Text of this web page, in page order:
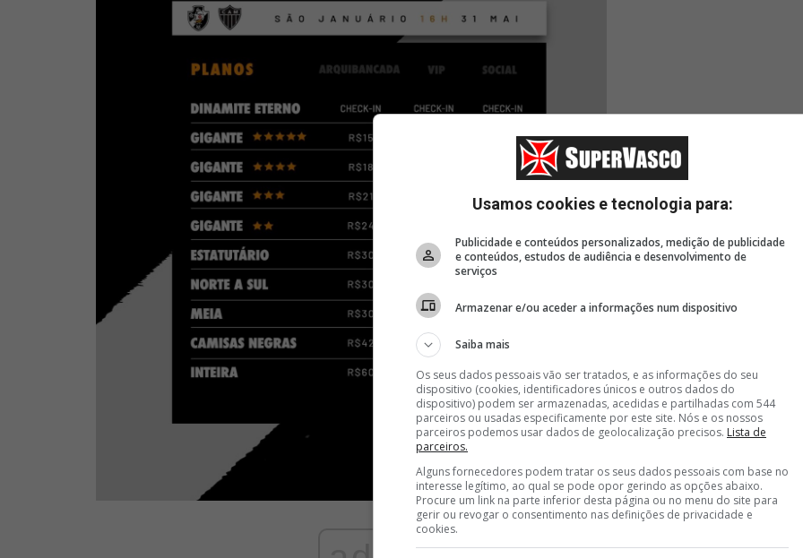
Usamos cookies e tecnologia para:
Publicidade e conteúdos personalizados, medição de publicidade
e conteúdos, estudos de audiência e desenvolvimento de
serviços
Armazenar e/ou aceder a informações num dispositivo
Saiba mais
Os seus dados pessoais vão ser tratados, e as informações do seu
dispositivo (cookies, identificadores únicos e outros dados do
dispositivo) podem ser armazenadas, acedidas e partilhadas com 544
parceiros ou usadas especificamente por este site. Nós e os nossos
parceiros podemos usar dados de geolocalização precisos. Lista de
parceiros.
Alguns fornecedores podem tratar os seus dados pessoais com base no
interesse legítimo, ao qual se pode opor gerindo as opções abaixo.
Procure um link na parte inferior desta página ou no menu do site para
gerir ou revogar o consentimento nas definições de privacidade e
cookies.